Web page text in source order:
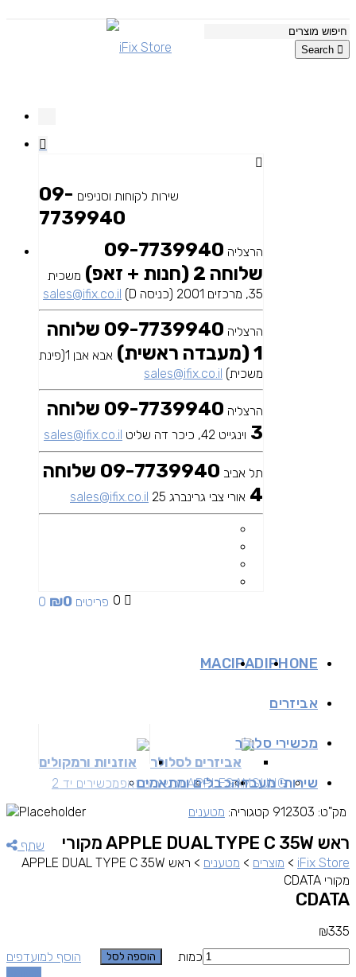
Search
שירות לקוחות וסניפים 09-
7739940
הרצליה 09-7739940
שלוחה 2 (חנות + זאפ)
משכית
35, מרכזים 2001 (כניסה D)
sales@ifix.co.il
הרצליה
09-7739940 שלוחה
1 (מעבדה ראשית)
אבא אבן 1(פינת
משכית) sales@ifix.co.il
הרצליה
09-7739940 שלוחה
3 וינגייט 42, כיכר דה שליט sales@ifix.co.il
תל אביב
09-7739940 שלוחה
4 אורי צבי גרינברג 25 sales@ifix.co.il
0 0 פריטים ₪0
IPHONE
IPAD
MAC
אביזרים
אביזרים לסלולר אוזניות ורמקולים
מכשירי סלולר
SAMSUNG
APPLEמכשירים זאפמכשירים יד 2 שירותי מעבדהכבלים ומתאמים
שתף
iFix Store
> מוצרים > מטענים >
ראש APPLE DUAL TYPE C 35W
מקורי CDATA
ראש APPLE DUAL TYPE C 35W מקורי
CDATA
₪335
כמות
הוספה לסל
הוסף למועדפים
מק"ט: 912303 קטגוריה: מטענים